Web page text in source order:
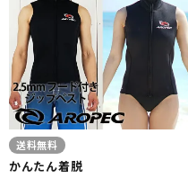
送料無料
かんたん着脱